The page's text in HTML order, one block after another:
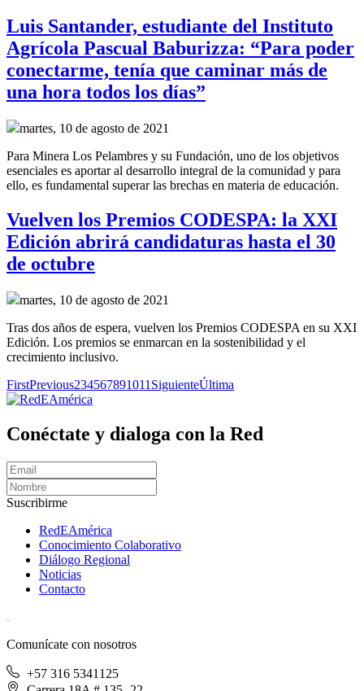
Luis Santander, estudiante del Instituto
Agrícola Pascual Baburizza: “Para poder
conectarme, tenía que caminar más de
una hora todos los días”
martes, 10 de agosto de 2021
Para Minera Los Pelambres y su Fundación, uno de los objetivos
esenciales es aportar al desarrollo integral de la comunidad y para
ello, es fundamental superar las brechas en materia de educación.
Vuelven los Premios CODESPA: la XXI
Edición abrirá candidaturas hasta el 30
de octubre
martes, 10 de agosto de 2021
Tras dos años de espera, vuelven los Premios CODESPA en su XXI
Edición. Los premios se enmarcan en la sostenibilidad y el
crecimiento inclusivo.
FirstPrevious234567891011 SiguienteÚltima
Conéctate y dialoga con la Red
Suscribirme
RedEAmérica
Conocimiento Colaborativo
Diálogo Regional
Noticias
Contacto
Comunícate con nosotros
+57 316 5341125